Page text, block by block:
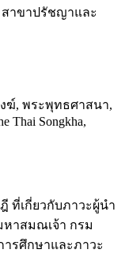
าขาปรัชญาและ
ฆ์, พระพุทธศาสนา,
Thai Songkha,
ที่เกี่ยวกับภาวะผู้นำ
หาสมณเจ้า กรม
รศึกษาและภาวะ